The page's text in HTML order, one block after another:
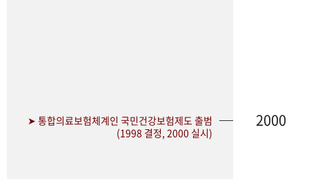
➤ 통합의료보험체계인 국민건강보험제도 출범
(1998 결정, 2000 실시)
2000